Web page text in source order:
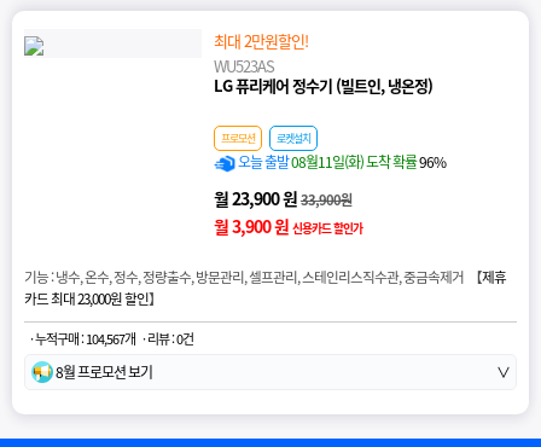
최대 2만원할인!
WU523AS
LG 퓨리케어 정수기 (빌트인, 냉온정)
프로모션 로켓설치
오늘 출발08월11일(화) 도착 확률96%
월 23,900 원33,900원
월 3,900 원 신용카드 할인가
기능 : 냉수, 온수, 정수, 정량출수, 방문관리, 셀프관리, 스테인리스직수관, 중금속제거 【제휴
카드 최대 23,000원 할인】
· 누적구매 : 104,567개 · 리뷰 : 0건
8월 프로모션 보기 ∨